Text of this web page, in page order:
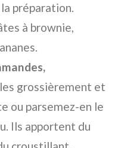
préparation.
à brownie,
grossièrement et
ou parsemez-en le
Ils apportent du